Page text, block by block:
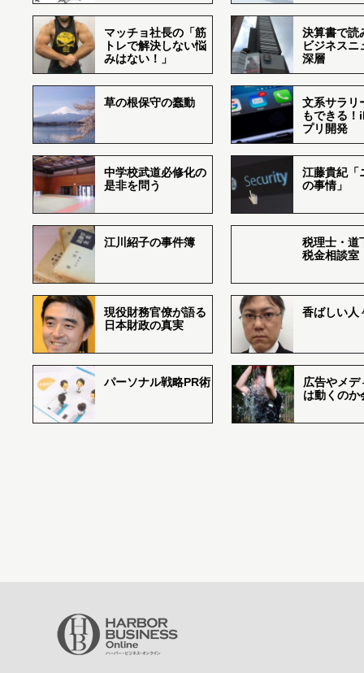
マッチョ社長の「筋
トレで解決しない悩
みはない！」
決算書で読
ビジネスニ
深層
草の根保守の蠢動
文系サラリ
もできる
プリ開発
中学校武道必修化の
是非を問う
江藤貴紀「
の事情」
江川紹子の事件簿
税理士・道
税金相談室
現役財務官僚が語る
日本財政の真実
香ばしい
パーソナル戦略PR術
広告やメデ
は動くのか